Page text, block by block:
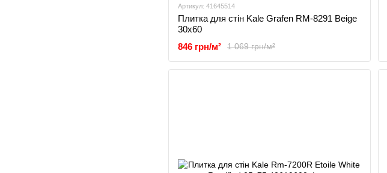
Артикул: 41645514
Плитка для стін Kale Grafen RM-8291 Beige
30x60
1 069 грн/м²
846 грн/м²